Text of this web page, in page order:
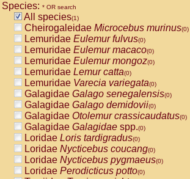
CebidaeCebus capucinus
CebidaeCebus nigrivittatus
CebidaeCebus spp.(0)
CebidaeSaimiri boliviensis(0)
CebidaeSaimiri sciureus(0)
AtelidaeAlouatta caraya(0)
AtelidaeAlouatta fusca(0)
AtelidaeAlouatta seniculus(0)
AtelidaeAlouattaspp.(0)
AtelidaeAteles belzebuth(0)
AtelidaeAteles geoffroyi(0)
AtelidaeAteles paniscus(0)
AtelidaeAtelesspp.(0)
AtelidaeLagothrix lagothricha(0)
AtelidaeLagothrix lagothricha cana
PitheciidaeCacajao calvus
Species: * OR search
All species(1)
Cheirogaleidae Microcebus murinus(0)
Lemuridae Eulemur fulvus(0)
Lemuridae Eulemur macaco(0)
Lemuridae Eulemur mongoz(0)
Lemuridae Lemur catta(0)
Lemuridae Varecia variegata(0)
Galagidae Galago senegalensis(0)
Galagidae Galago demidovii(0)
Galagidae Otolemur crassicaudatus(0)
Galagidae Galagidae spp.(0)
Loridae Loris tardigradus(0)
Loridae Nycticebus coucang(0)
Loridae Nycticebus pygmaeus(0)
Loridae Perodicticus potto(0)